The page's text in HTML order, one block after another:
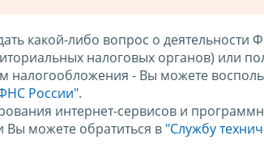
какой-либо вопрос о деятельности
налоговых органов) или
налогообложения - Вы можете
России".
интернет-сервисов и
можете обратиться в "Службу